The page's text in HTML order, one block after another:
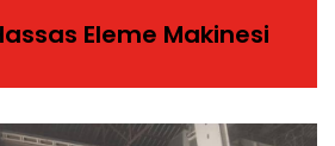
Eleme Makinesi